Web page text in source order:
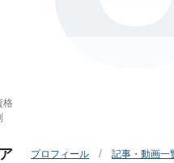
格
プロフィール 記事・動画一